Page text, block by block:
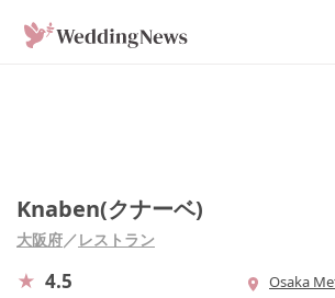
Knaben(クナーベ)
大阪府／レストラン
4.5
Osaka